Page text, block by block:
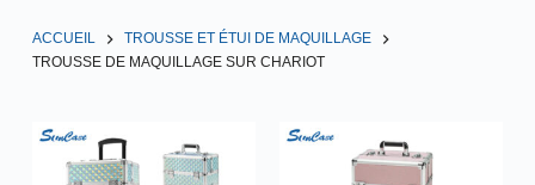
nACCUEIL
TROUSSE ET ÉTUI DE MAQUILLAGE
TROUSSE DE MAQUILLAGE SUR CHARIOT